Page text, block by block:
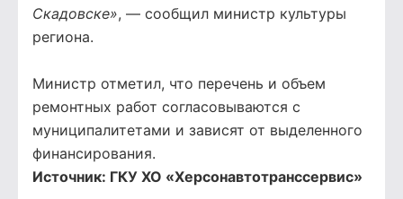
Скадовске», — сообщил министр культуры
региона.
Министр отметил, что перечень и объем
ремонтных работ согласовываются с
муниципалитетами и зависят от выделенного
финансирования.
Источник: ГКУ ХО «Херсонавтотранссервис»